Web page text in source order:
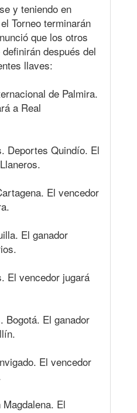
y teniendo en
Torneo terminarán
que los otros
después del
llaves:
de Palmira.
a Real
Deportes Quindío. El
El vencedor
El ganador
El vencedor jugará
Bogotá. El ganador
El vencedor
El